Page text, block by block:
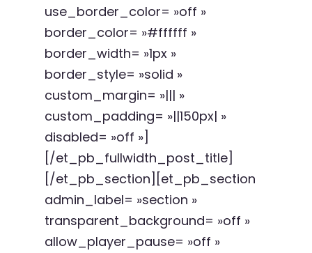
use_border_color= »off »
border_color= »#ffffff »
border_width= »1px »
border_style= »solid »
custom_margin= »||| »
custom_padding= »||150px| »
disabled= »off »]
[/et_pb_fullwidth_post_title]
[/et_pb_section][et_pb_section
admin_label= »section »
transparent_background= »off »
allow_player_pause= »off »